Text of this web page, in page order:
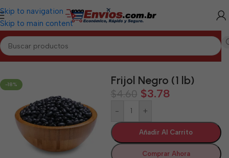
Skip to navigation
Skip to main content
Inicio/CIEGO DE ÁVILA/Granos Ciego de Ávila
-18% Frijol Negro (1 lb)
$4.60 $3.78
- +
Añadir Al Carrito
Comprar Ahora